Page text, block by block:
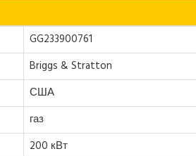
GG233900761
Briggs & Stratton
США
газ
200 кВт